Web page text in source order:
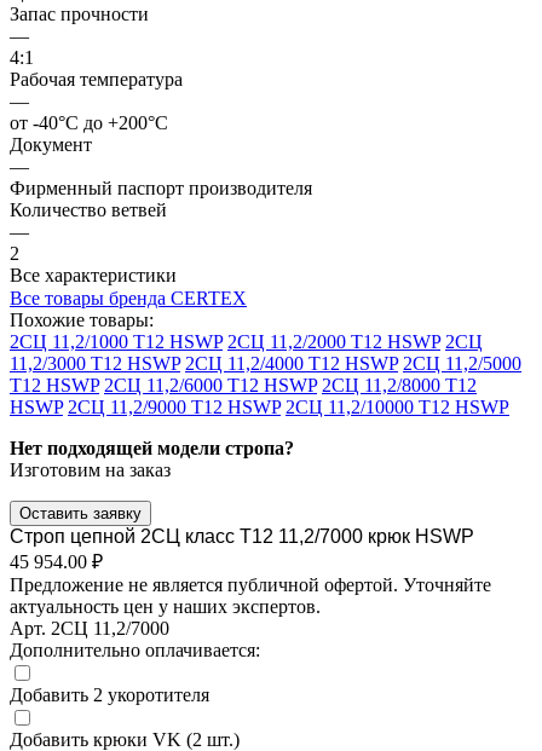
Запас прочности
—
4:1
Рабочая температура
—
от -40°C до +200°C
Документ
—
Фирменный паспорт производителя
Количество ветвей
—
2
Все характеристики
Все товары бренда CERTEX
Похожие товары:
2СЦ 11,2/1000 Т12 HSWP 2СЦ 11,2/2000 Т12 HSWP 2СЦ
11,2/3000 Т12 HSWP 2СЦ 11,2/4000 Т12 HSWP 2СЦ 11,2/5000
Т12 HSWP 2СЦ 11,2/6000 Т12 HSWP 2СЦ 11,2/8000 Т12
HSWP 2СЦ 11,2/9000 Т12 HSWP 2СЦ 11,2/10000 Т12 HSWP
Нет подходящей модели стропа?
Изготовим на заказ
Оставить заявку
Строп цепной 2СЦ класс Т12 11,2/7000 крюк HSWP
45 954.00 ₽
Предложение не является публичной офертой. Уточняйте
актуальность цен у наших экспертов.
Арт. 2СЦ 11,2/7000
Дополнительно оплачивается:
Добавить 2 укоротителя
Добавить крюки VK (2 шт.)